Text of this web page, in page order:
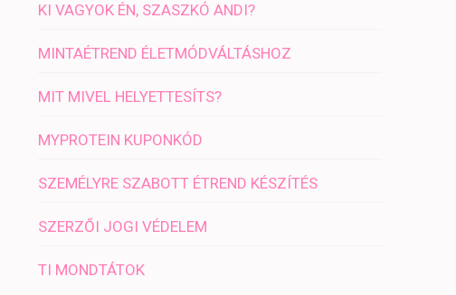
KI VAGYOK ÉN, SZASZKÓ ANDI?
MINTAÉTREND ÉLETMÓDVÁLTÁSHOZ
MIT MIVEL HELYETTESÍTS?
MYPROTEIN KUPONKÓD
SZEMÉLYRE SZABOTT ÉTREND KÉSZÍTÉS
SZERZŐI JOGI VÉDELEM
TI MONDTÁTOK